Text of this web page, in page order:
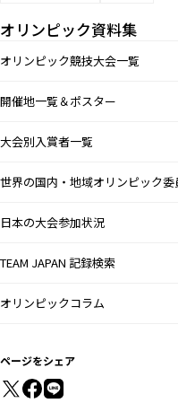
オリンピック資料集
オリンピック競技大会一覧
開催地一覧＆ポスター
大会別入賞者一覧
世界の国内・地域オリンピック委
日本の大会参加状況
TEAM JAPAN 記録検索
オリンピックコラム
ページをシェア